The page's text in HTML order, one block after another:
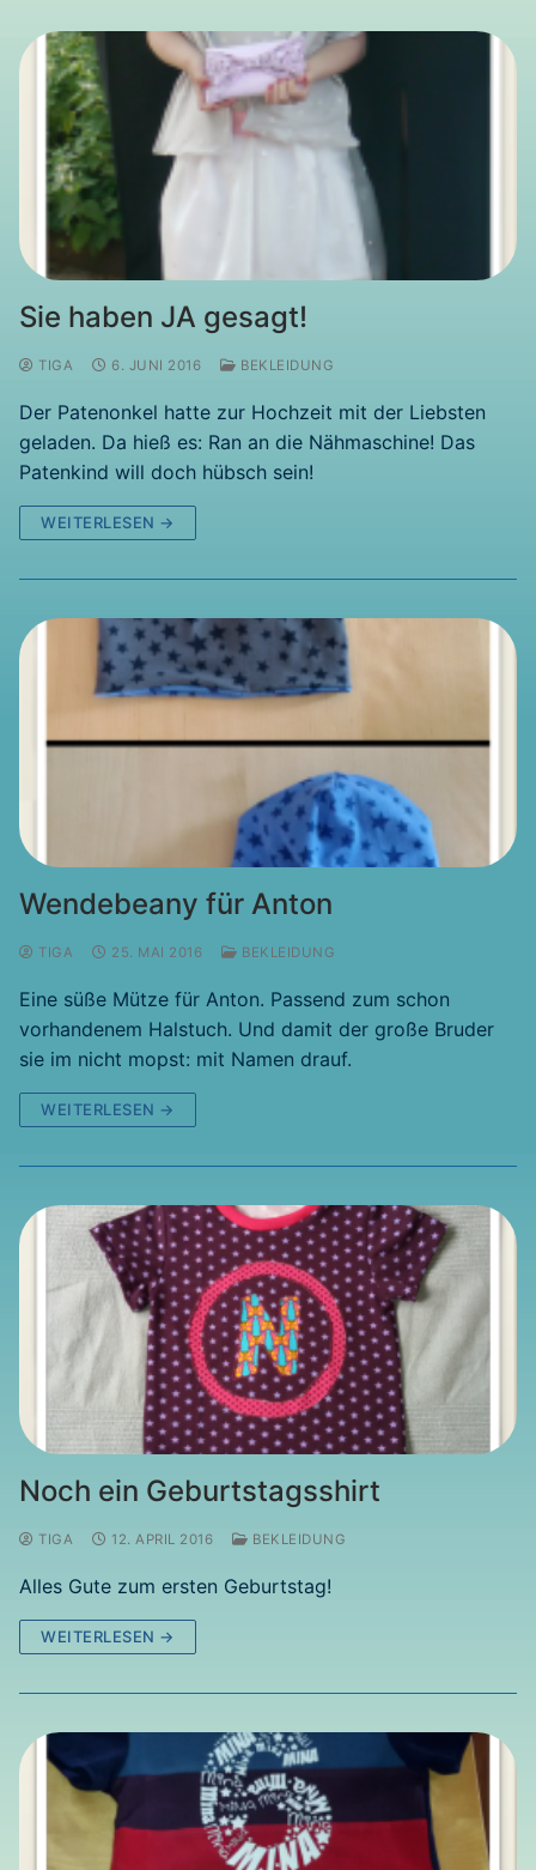
Sie haben JA gesagt!
TIGA 6. JUNI 2016 BEKLEIDUNG
Der Patenonkel hatte zur Hochzeit mit der Liebsten
geladen. Da hieß es: Ran an die Nähmaschine! Das
Patenkind will doch hübsch sein!
WEITERLESEN →
Wendebeany für Anton
TIGA 25. MAI 2016 BEKLEIDUNG
Eine süße Mütze für Anton. Passend zum schon
vorhandenem Halstuch. Und damit der große Bruder
sie im nicht mopst: mit Namen drauf.
WEITERLESEN →
Noch ein Geburtstagsshirt
TIGA 12. APRIL 2016 BEKLEIDUNG
Alles Gute zum ersten Geburtstag!
WEITERLESEN →